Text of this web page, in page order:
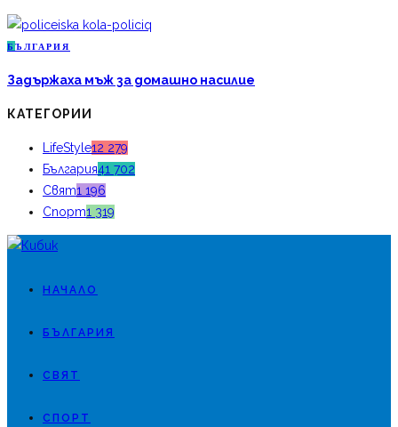
Б ЪЛГАРИЯ
Задържаха мъж за домашно насилие
КАТЕГОРИИ
LifeStyle12 279
България41 702
Свят1 196
Спорт1 319
НАЧАЛО
БЪЛГАРИЯ
СВЯТ
СПОРТ